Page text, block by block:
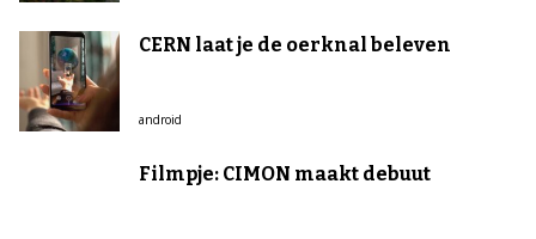
CERN laat je de oerknal beleven
android
Filmpje: CIMON maakt debuut